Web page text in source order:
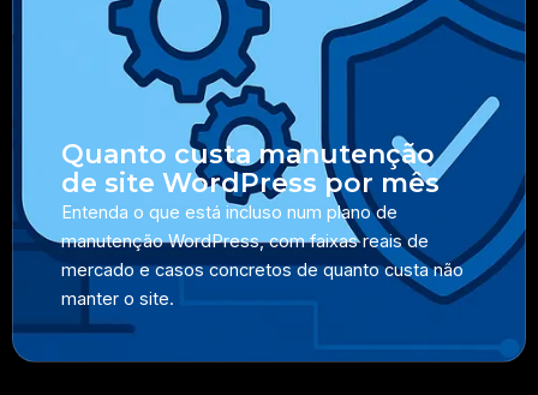
Quanto custa manutenção
de site WordPress por mês
Entenda o que está incluso num plano de
manutenção WordPress, com faixas reais de
mercado e casos concretos de quanto custa não
manter o site.